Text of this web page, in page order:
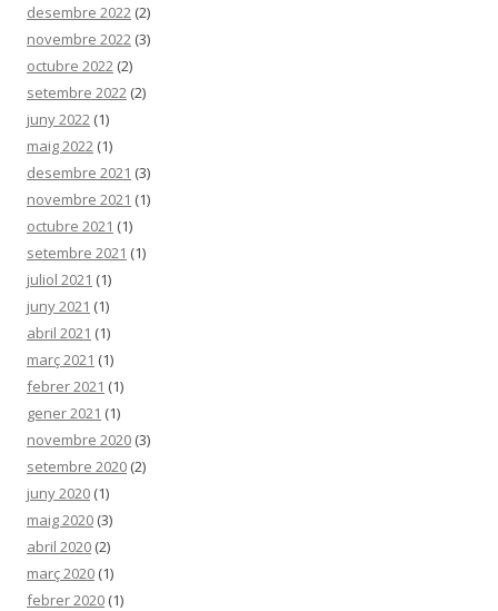
desembre 2022 (2)
novembre 2022 (3)
octubre 2022 (2)
setembre 2022 (2)
juny 2022 (1)
maig 2022 (1)
desembre 2021 (3)
novembre 2021 (1)
octubre 2021 (1)
setembre 2021 (1)
juliol 2021 (1)
juny 2021 (1)
abril 2021 (1)
març 2021 (1)
febrer 2021 (1)
gener 2021 (1)
novembre 2020 (3)
setembre 2020 (2)
juny 2020 (1)
maig 2020 (3)
abril 2020 (2)
març 2020 (1)
febrer 2020 (1)